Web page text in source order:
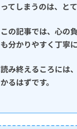
ってしまうのは、と
この記事では、心の
も分かりやすく丁寧
読み終えるころには
かるはずです。